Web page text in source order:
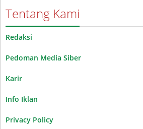
Tentang Kami
Redaksi
Pedoman Media Siber
Karir
Info Iklan
Privacy Policy